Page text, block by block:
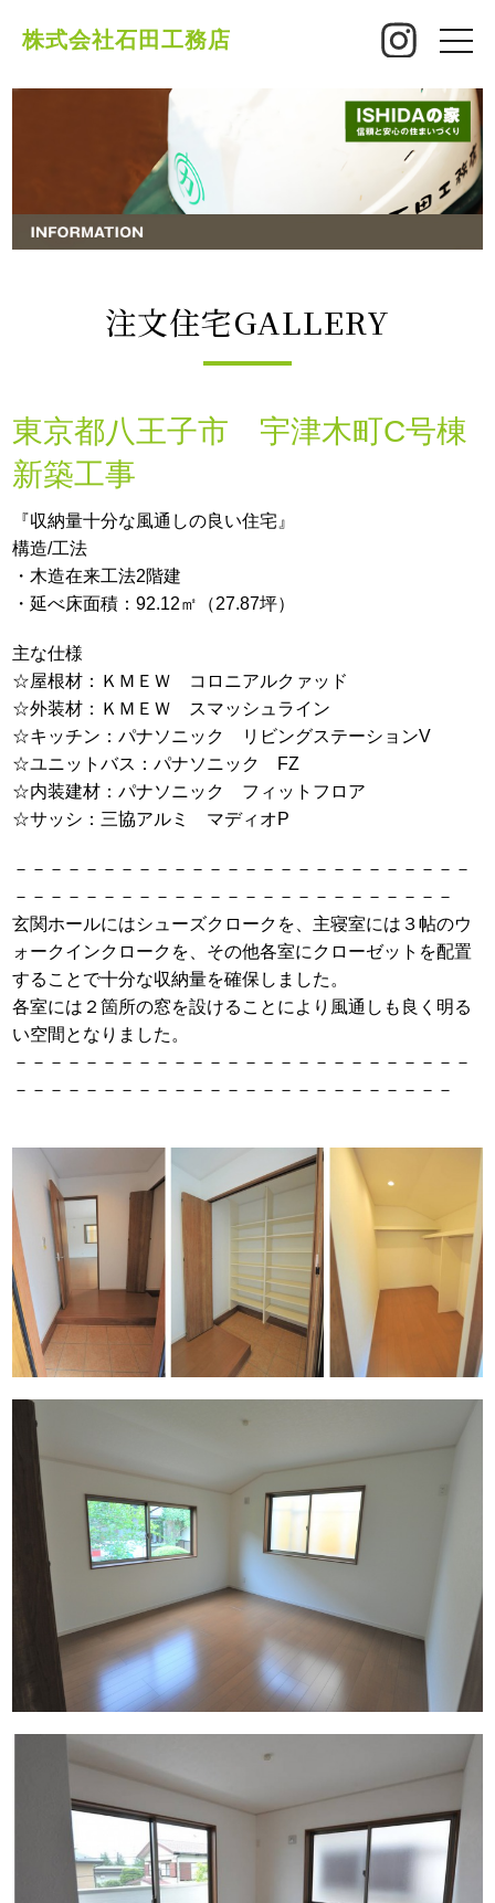
株式会社石田工務店
toggle
注文住宅GALLERY
東京都八王子市 宇津木町C号棟
新築工事
『収納量十分な風通しの良い住宅』
構造/工法
・木造在来工法2階建
・延べ床面積：92.12㎡（27.87坪）
主な仕様
☆屋根材：ＫＭＥＷ コロニアルクァッド
☆外装材：ＫＭＥＷ スマッシュライン
☆キッチン：パナソニック リビングステーションV
☆ユニットバス：パナソニック FZ
☆内装建材：パナソニック フィットフロア
☆サッシ：三協アルミ マディオP
－－－－－－－－－－－－－－－－－－－－－－－－－－
－－－－－－－－－－－－－－－－－－－－－－－－－
玄関ホールにはシューズクロークを、主寝室には３帖のウ
ォークインクロークを、その他各室にクローゼットを配置
することで十分な収納量を確保しました。
各室には２箇所の窓を設けることにより風通しも良く明る
い空間となりました。
－－－－－－－－－－－－－－－－－－－－－－－－－－
－－－－－－－－－－－－－－－－－－－－－－－－－